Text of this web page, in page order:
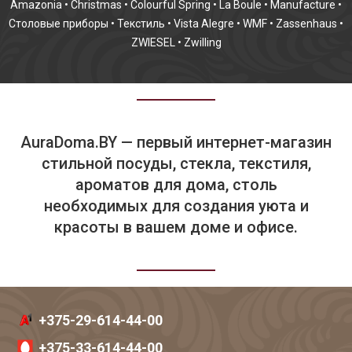
Amazonia • Christmas • Colourful Spring • La Boule • Manufacture •
Столовые приборы • Текстиль • Vista Alegre • WMF • Zassenhaus •
ZWIESEL
• Zwilling
AuraDoma.BY — первый интернет-магазин
стильной посуды, стекла, текстиля,
ароматов для дома, столь
необходимых для создания уюта и
красоты в вашем доме и офисе.
+375-29-614-44-00
+375-33-614-44-00